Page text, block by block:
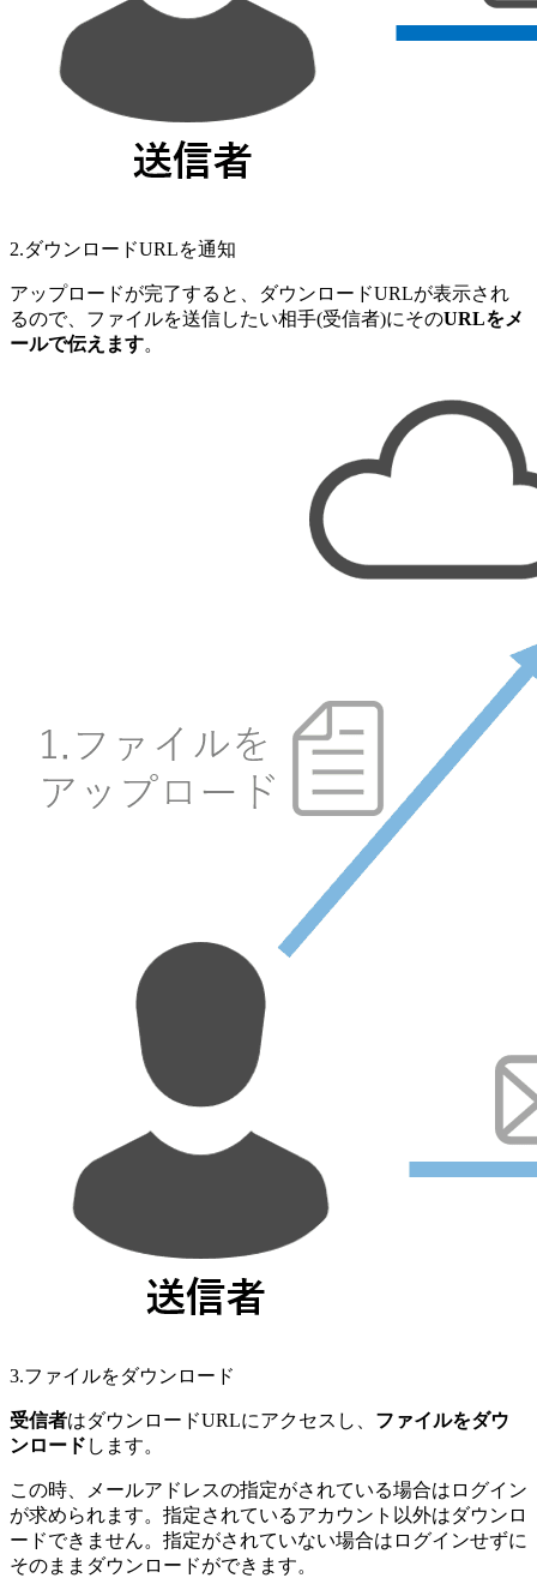
2.ダウンロードURLを通知
アップロードが完了すると、ダウンロードURLが表示され
るので、ファイルを送信したい相手(受信者)にそのURLをメ
ールで伝えます。
3.ファイルをダウンロード
受信者はダウンロードURLにアクセスし、 ファイルをダウ
ンロード します。
この時、メールアドレスの指定がされている場合はログイン
が求められます。指定されているアカウント以外はダウンロ
ードできません。指定がされていない場合はログインせずに
そのままダウンロードができます。